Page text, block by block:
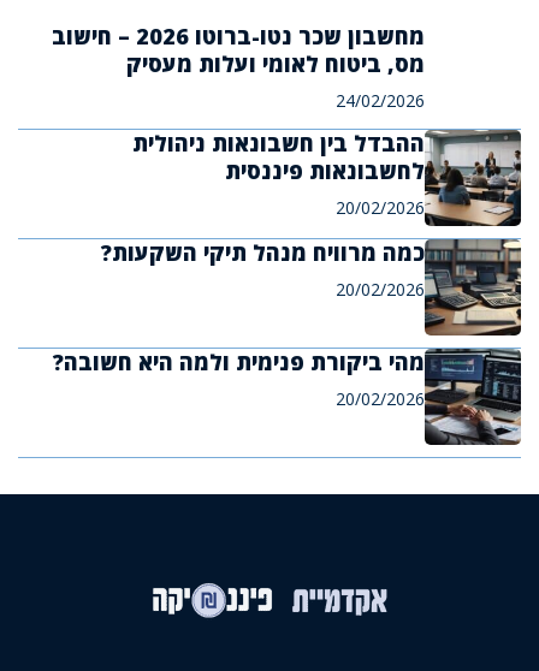
מחשבון שכר נטו-ברוטו 2026 – חישוב
מס, ביטוח לאומי ועלות מעסיק
24/02/2026
ההבדל בין חשבונאות ניהולית
לחשבונאות פיננסית
20/02/2026
כמה מרוויח מנהל תיקי השקעות?
20/02/2026
מהי ביקורת פנימית ולמה היא חשובה?
20/02/2026